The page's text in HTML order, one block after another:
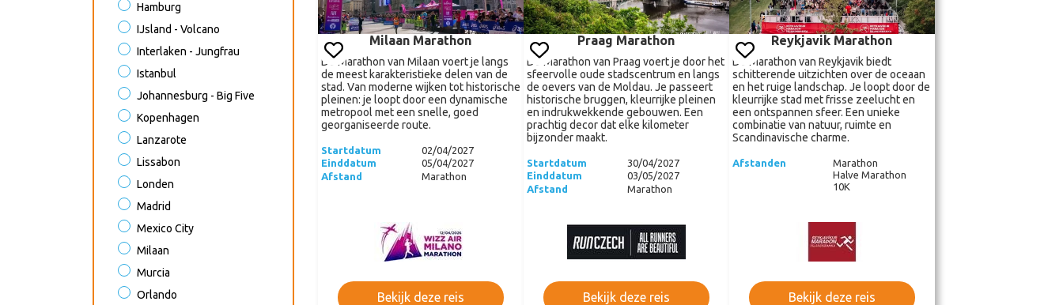
Hamburg
IJsland - Volcano
Interlaken - Jungfrau
Istanbul
Johannesburg - Big Five
Kopenhagen
Lanzarote
Lissabon
Londen
Madrid
Mexico City
Milaan
Murcia
Orlando
Milaan Marathon
De Marathon van Milaan voert je langs
de meest karakteristieke delen van de
stad. Van moderne wijken tot historische
pleinen: je loopt door een dynamische
metropool met een snelle, goed
georganiseerde route.
Startdatum
02/04/2027
Einddatum
05/04/2027
Afstand
Marathon
Bekijk deze reis
Praag Marathon
De Marathon van Praag voert je door het
sfeervolle oude stadscentrum en langs
de oevers van de Moldau. Je passeert
historische bruggen, kleurrijke pleinen
en indrukwekkende gebouwen. Een
prachtig decor dat elke kilometer
bijzonder maakt.
Startdatum
30/04/2027
Einddatum
03/05/2027
Afstand
Marathon
Bekijk deze reis
Reykjavik Marathon
De Marathon van Reykjavik biedt
schitterende uitzichten over de oceaan
en het ruige landschap. Je loopt door de
kleurrijke stad met frisse zeelucht en
een ontspannen sfeer. Een unieke
combinatie van natuur, ruimte en
Scandinavische charme.
Afstanden
Marathon
Halve Marathon
10K
Bekijk deze reis